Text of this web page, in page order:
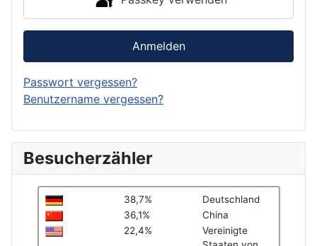
Anmelden
Passwort vergessen?
Benutzername vergessen?
Besucherzähler
38,7%
Deutschland
36,1%
China
22,4%
Vereinigte